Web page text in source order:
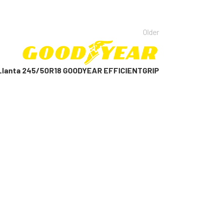
Older
245/50R18 GOODYEAR EFFICIENTGRIP